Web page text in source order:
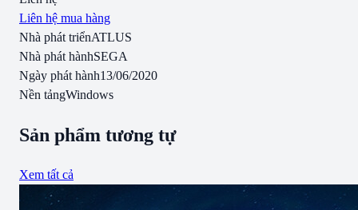
Liên hệ mua hàng
Nhà phát triểnATLUS
Nhà phát hànhSEGA
Ngày phát hành13/06/2020
Nền tảngWindows
Sản phẩm tương tự
Xem tất cả